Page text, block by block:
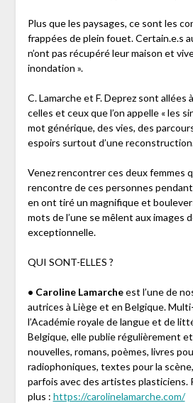
Plus que les paysages, ce sont les
frappées de plein fouet. Certain.e.s
n’ont pas récupéré leur maison et
inondation ».
C. Lamarche et F. Deprez sont allées
celles et ceux que l’on appelle « les
mot générique, des vies, des
espoirs surtout d’une
Venez rencontrer ces deux femmes
rencontre de ces personnes
en ont tiré un magnifique et
mots de l’une se mêlent aux images
exceptionnelle.
QUI SONT-ELLES ?
• Caroline Lamarcheest l’une de
autrices à Liège et en Belgique.
l’Académie royale de langue et de
Belgique, elle publie régulièrement
nouvelles, romans, poèmes, livres
radiophoniques, textes pour la
parfois avec des artistes plasticiens.
plus : https://carolinelamarche.com/